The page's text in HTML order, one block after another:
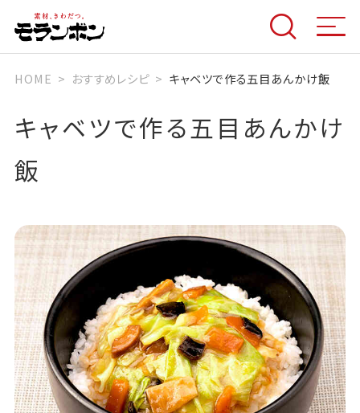
HOME おすすめレシピ キャベツで作る五目あんかけ飯
キャベツで作る五目あんかけ
飯